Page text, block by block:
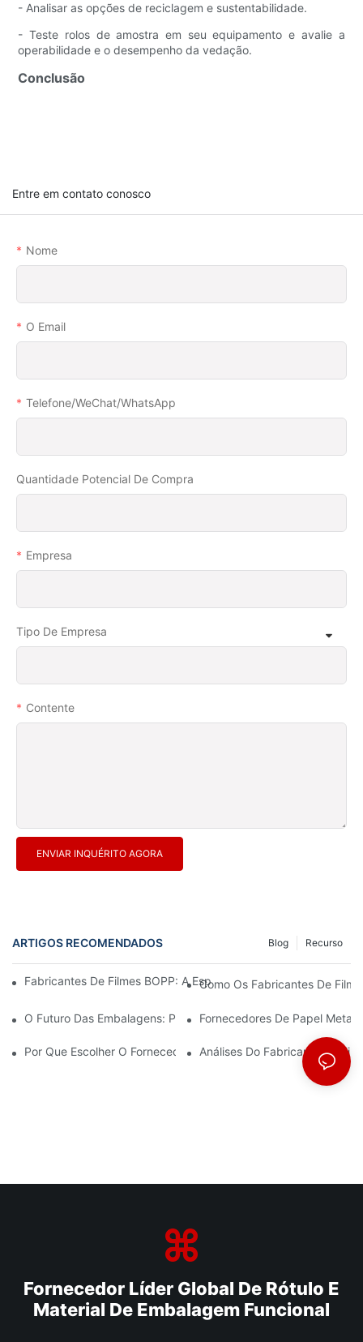
- Analisar as opções de reciclagem e sustentabilidade.
- Teste rolos de amostra em seu equipamento e avalie a
operabilidade e o desempenho da vedação.
Conclusão
Entre em contato conosco
Nome
O Email
Telefone/WeChat/WhatsApp
Quantidade Potencial De Compra
Empresa
Tipo De Empresa
Contente
ENVIAR INQUÉRITO AGORA
ARTIGOS RECOMENDADOS Recurso
Blog
Fabricantes De Filmes BOPP: A Espinha Dorsal Das
Como Os Fabricantes De
O Futuro Das Embalagens: Perspectivas Dos Principais
Fornecedores De Papel
Por Que Escolher O Fornecedor Certo De Filme BOPP É
Análises Do Fabricante De
Fornecedor Líder Global De Rótulo E
Material De Embalagem Funcional